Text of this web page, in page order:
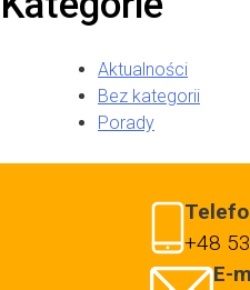
Aktualności
Bez kategorii
Porady
+48
E-